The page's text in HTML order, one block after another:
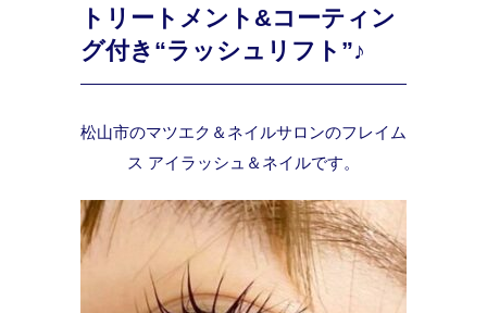
トリートメント&コーティン
グ付き“ラッシュリフト”♪
松山市のマツエク＆ネイルサロンのフレイム
ス アイラッシュ＆ネイルです。